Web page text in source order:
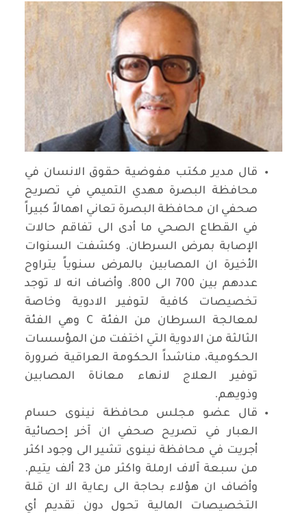
قال مدير مكتب مفوضية حقوق الانسان في
محافظة البصرة مهدي التميمي في تصريح
صحفي ان محافظة البصرة تعاني اهمالاً كبيراً
في القطاع الصحي ما أدى الى تفاقم حالات
الإصابة بمرض السرطان. وكشفت السنوات
الأخيرة ان المصابين بالمرض سنوياً يتراوح
عددهم بين 700 الى 800. وأضاف انه لا توجد
تخصيصات كافية لتوفير الادوية وخاصة
لمعالجة السرطان من الفئة C وهي الفئة
الثالثة من الادوية التي اختفت من المؤسسات
الحكومية، مناشداً الحكومة العراقية ضرورة
توفير العلاج لانهاء معاناة المصابين
وذويهم.
قال عضو مجلس محافظة نينوى حسام
العبار في تصريح صحفي ان آخر إحصائية
أجريت في محافظة نينوى تشير الى وجود اكثر
من سبعة آلاف ارملة واكثر من 23 ألف يتيم.
وأضاف ان هؤلاء بحاجة الى رعاية الا ان قلة
التخصيصات المالية تحول دون تقديم أي